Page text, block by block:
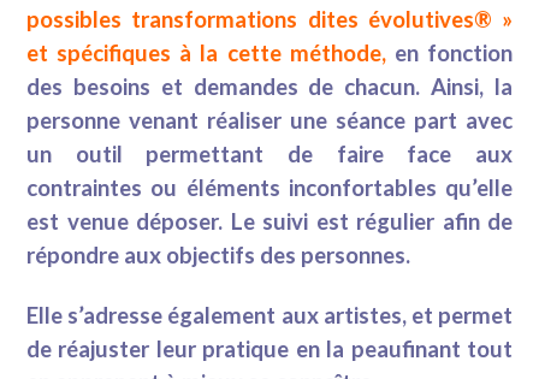
possibles transformations dites évolutives® »
et spécifiques à la cette méthode,en fonction
des besoins et demandes de chacun. Ainsi, la
personne venant réaliser une séance part avec
un outil permettant de faire face aux
contraintes ou éléments inconfortables qu’elle
est venue déposer. Le suivi est régulier afin de
répondre aux objectifs des personnes.
Elle s’adresse également aux artistes, et permet
de réajuster leur pratique en la peaufinant tout